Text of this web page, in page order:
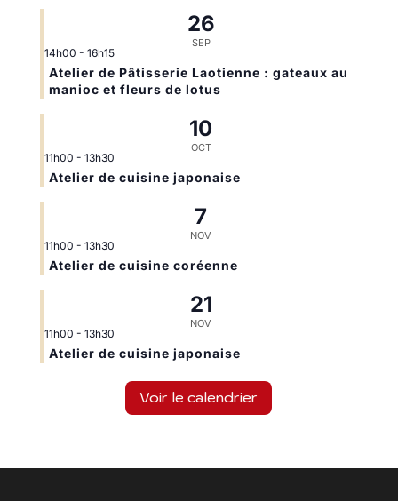
26
SEP
14h00 - 16h15
Atelier de Pâtisserie Laotienne : gateaux au
manioc et fleurs de lotus
10
OCT
11h00 - 13h30
Atelier de cuisine japonaise
7
NOV
11h00 - 13h30
Atelier de cuisine coréenne
21
NOV
11h00 - 13h30
Atelier de cuisine japonaise
Voir le calendrier